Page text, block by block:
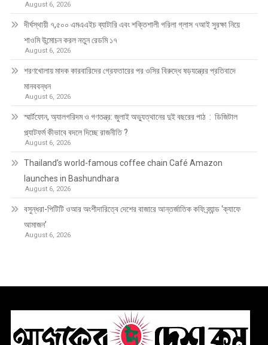
August 6, 2026
দীর্ঘস্থায়ী ৭,৫০০ এমএএইচ ব্যাটারি এবং শক্তিশালী গরিলা গ্লাস ৭আই সুরক্ষা নিয়ে
শাওমি উন্মোচন করল নতুন রেডমি ১৭
August 6, 2026
শরণখোলায় মাদক কারবারিদের গ্রেফতারের পর ওসির বিরুদ্ধে ষড়যন্ত্রের প্রতিবাদে
মানববন্ধন
August 6, 2026
স্মার্টফোন, অ্যালগরিদম ও গণতন্ত্র: জুলাই অভ্যুত্থানের দুই বছরের পাঠ : ডিজিটাল
প্ল্যাটফর্ম কীভাবে বদলে দিচ্ছে রাজনীতি ?
August 6, 2026
Thailand’s world-famous coffee chain Café Amazon
launches in Bashundhara
August 6, 2026
বসুন্ধরা-পিটিটি ওআর অংশীদারিত্বে দেশের বাজারে আন্তর্জাতিক কফি ব্র্যান্ড ‘ক্যাফে
আমাজন’
August 6, 2026